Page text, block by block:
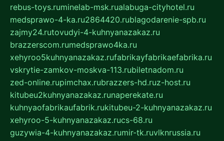
rebus-toys.ruminelab-msk.rualabuga-cityhotel.ru
medsprawo-4-ka.ru2864420.rublagodarenie-spb.ru
zajmy24.rutovudyi-4-kuhnyanazakaz.ru
brazzerscom.rumedsprawo4ka.ru
xehyroo5kuhnyanazakaz.rufabrikayfabrikaefabrika.ru
vskrytie-zamkov-moskva-113.rubiletnadom.ru
zed-online.rupimchax.rubrazzers-hd.ruz-host.ru
kitubeu2kuhnyanazakaz.runaperekate.ru
kuhnyaofabrikaufabrik.rukitubeu-2-kuhnyanazakaz.ru
xehyroo-5-kuhnyanazakaz.rucs-68.ru
guzywia-4-kuhnyanazakaz.rumir-tk.ruvlknrussia.ru